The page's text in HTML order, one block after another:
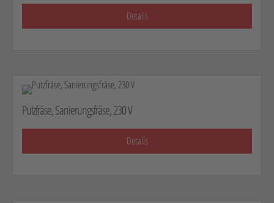
Details
Putzfräse, Sanierungsfräse, 230 V
Details